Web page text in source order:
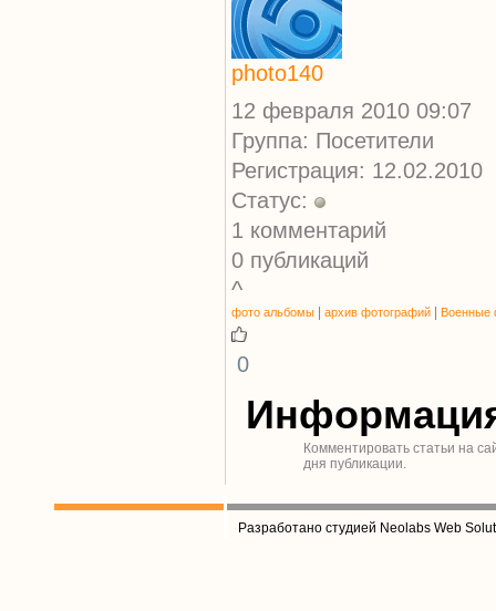
photo140
12 февраля 2010 09:07
Группа: Посетители
Регистрация: 12.02.2010
Статус:
1 комментарий
0 публикаций
^
фото альбомы архив фотографий Военные
0
Комментировать статьи на
дня публикации.
Разработано студией Neolabs Web